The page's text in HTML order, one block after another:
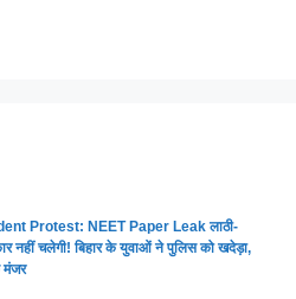
Protest: NEET Paper Leak लाठी-
नहीं चलेगी! बिहार के युवाओं ने पुलिस को खदेड़ा,